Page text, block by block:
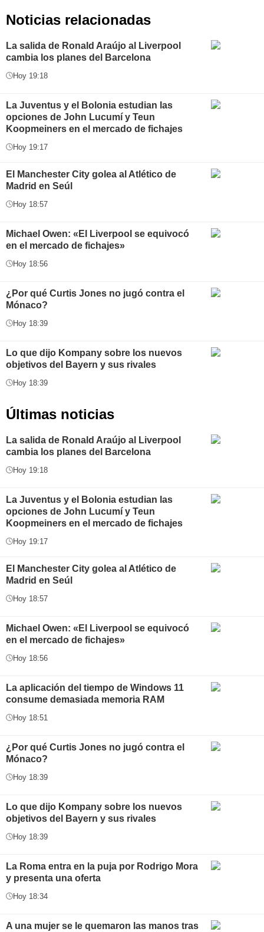
Noticias relacionadas
La salida de Ronald Araújo al Liverpool
cambia los planes del Barcelona
Hoy 19:18
La Juventus y el Bolonia estudian las
opciones de John Lucumí y Teun
Koopmeiners en el mercado de fichajes
Hoy 19:17
El Manchester City golea al Atlético de
Madrid en Seúl
Hoy 18:57
Michael Owen: «El Liverpool se equivocó
en el mercado de fichajes»
Hoy 18:56
¿Por qué Curtis Jones no jugó contra el
Mónaco?
Hoy 18:39
Lo que dijo Kompany sobre los nuevos
objetivos del Bayern y sus rivales
Hoy 18:39
Últimas noticias
La salida de Ronald Araújo al Liverpool
cambia los planes del Barcelona
Hoy 19:18
La Juventus y el Bolonia estudian las
opciones de John Lucumí y Teun
Koopmeiners en el mercado de fichajes
Hoy 19:17
El Manchester City golea al Atlético de
Madrid en Seúl
Hoy 18:57
Michael Owen: «El Liverpool se equivocó
en el mercado de fichajes»
Hoy 18:56
La aplicación del tiempo de Windows 11
consume demasiada memoria RAM
Hoy 18:51
¿Por qué Curtis Jones no jugó contra el
Mónaco?
Hoy 18:39
Lo que dijo Kompany sobre los nuevos
objetivos del Bayern y sus rivales
Hoy 18:39
La Roma entra en la puja por Rodrigo Mora
y presenta una oferta
Hoy 18:34
A una mujer se le quemaron las manos tras